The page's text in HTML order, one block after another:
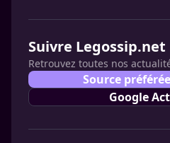
Suivre Legossip.net
Retrouvez toutes nos
Source
Google